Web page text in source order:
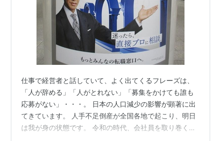
仕事で経営者と話していて、よく出てくるフレーズは、
「人が辞める」「人がとれない」「募集をかけても誰も
応募がない」・・・。 日本の人口減少の影響が顕著に出
てきています。 人手不足倒産が全国各地で起こり、明日
は我が身の状態です。 令和の時代、会社員を取り巻く環